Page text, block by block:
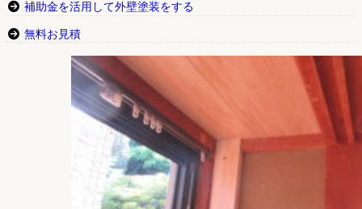
補助金を活用して外壁塗装をする
無料お見積